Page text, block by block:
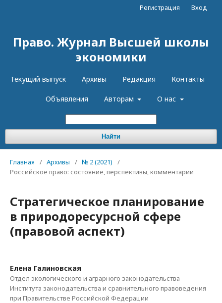
Право. Журнал Высшей школы
экономики
Текущий выпуск Архивы Редакция Контакты
Объявления Авторам О нас
Найти
Регистрация Вход
Главная / Архивы / № 2 (2021)
/
Российское право: состояние, перспективы, комментарии
Стратегическое планирование
в природоресурсной сфере
(правовой аспект)
Елена Галиновская
Отдел экологического и аграрного законодательства
Института законодательства и сравнительного правоведения
при Правительстве Российской Федерации